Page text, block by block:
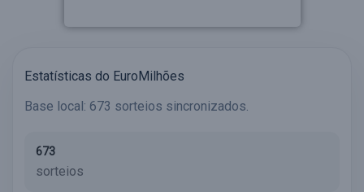
Estatísticas do EuroMilhões
Base local: 673 sorteios sincronizados.
673
sorteios